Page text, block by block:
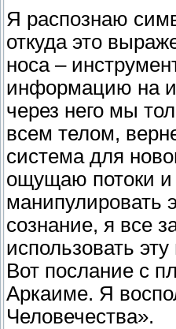
Я распознаю
откуда это
носа –
информацию на
через него мы
всем телом,
система для
ощущаю потоки и
манипулировать
сознание, я все
использовать
Вот послание с
Аркаиме. Я
Человечества».